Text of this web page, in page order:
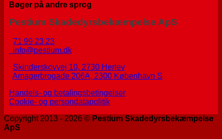
Bøger på andre sprog
Pestium Skadedyrsbekæmpelse ApS
71 99 23 23
info@pestium.dk
Skinderskovvej 10, 2730 Herlev
Amagerbrogade 206A, 2300 København S
Handels- og betalingsbetingelser
Cookie- og persondatapolitik
Copyright 2013 - 2026 © Pestium Skadedyrsbekæmpelse
ApS